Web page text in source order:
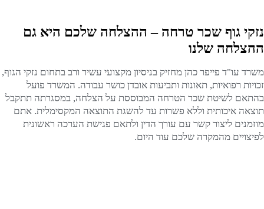
נזקי גוף שכר טרחה – ההצלחה שלכם היא גם
ההצלחה שלנו
משרד עו"ד פייפר כהן מחזיק בניסיון מקצועי עשיר ורב בתחום נזקי הגוף,
זכויות רפואיות, תאונות ותביעות אובדן כושר עבודה. המשרד פועל
בהתאם לשיטת שכר הטרחה המבוססת על הצלחה, במסגרתה תתקבל
תוצאה איכותית וללא פשרות עד להשגת התוצאה המקסימלית. אתם
מוזמנים ליצור קשר עם עורך הדין ולתאם פגישת הערכה ראשונית
לפיצויים מהמקרה שלכם עוד היום.